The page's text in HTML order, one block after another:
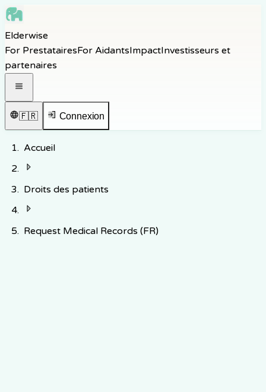
Skip to navigation
Skip to footer
Elderwise
For PrestatairesFor AidantsImpactInvestisseurs et
partenaires
🇫🇷 Connexion
Accueil
Droits des patients
Request Medical Records (FR)